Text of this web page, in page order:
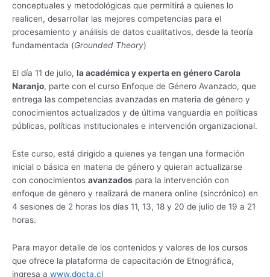
conceptuales y metodológicas que permitirá a quienes lo
realicen, desarrollar las mejores competencias para el
procesamiento y análisis de datos cualitativos, desde la teoría
fundamentada (Grounded Theory)
El día 11 de julio, la académica y experta en género Carola
Naranjo, parte con el curso Enfoque de Género Avanzado, que
entrega las competencias avanzadas en materia de género y
conocimientos actualizados y de última vanguardia en políticas
públicas, políticas institucionales e intervención organizacional.
Este curso, está dirigido a quienes ya tengan una formación
inicial o básica en materia de género y quieran actualizarse
con conocimientos avanzados para la intervención con
enfoque de género y realizará de manera online (sincrónico) en
4 sesiones de 2 horas los días 11, 13, 18 y 20 de julio de 19 a 21
horas.
Para mayor detalle de los contenidos y valores de los cursos
que ofrece la plataforma de capacitación de Etnográfica,
ingresa a www.docta.cl